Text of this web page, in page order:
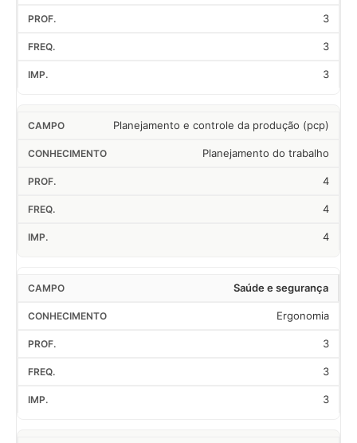
3
3
3
Planejamento e controle da produção (pcp)
Planejamento do trabalho
4
4
4
Saúde e segurança
Ergonomia
3
3
3